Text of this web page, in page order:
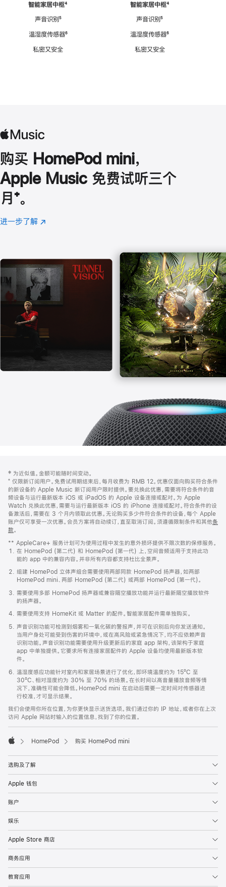
智能家居中枢脚
⁴
声音识别脚
⁵
温湿度传感器脚
⁶
私密又安全
智能家居中枢脚
⁴
声音识别脚
⁵
温湿度传感器脚
⁶
私密又安全
购买 HomePod mini，
Apple Music 免费试听三个
月 脚
注
⁺。
进一步了解 Apple
(在
口
中
打
开)
页
页
脚
注
‡ 为近似值。金额可能随时间变动。
⁺ 仅限新订阅用户。免费试用期结束后，每月收费为 RMB 12。优惠仅面向购买符合条件
的新设备的 Apple Music 新订阅用户限时提供。要兑换此优惠，需要将符合条件的音
频设备与运行最新版本 iOS 或 iPadOS 的 Apple 设备连接或配对。为 Apple
Watch 兑换此优惠，需要与运行最新版本 iOS 的 iPhone 连接或配对。符合条件的设
备激活后，需要在 3 个月内领取此优惠。无论购买多少件符合条件的设备，每个 Apple
账户仅可享受一次优惠。会员方案将自动续订，直至取消订阅。须遵循限制条件和其他条
款。
窗
口
中
打
开)
** AppleCare+ 服务计划可为使用过程中发生的意外损坏提供不限次数的保修服务。
在 HomePod (第二代) 和 HomePod (第一代) 上，空间音频适用于支持此功
能的 app 中的兼容内容。并非所有内容都支持杜比全景声。
组建 HomePod 立体声组合需要使用两部同款 HomePod 扬声器，如两部
HomePod mini、两部 HomePod (第二代) 或两部 HomePod (第一代)。
需要使用多部 HomePod 扬声器或兼容隔空播放功能并运行最新隔空播放软件
的扬声器。
需要使用支持 HomeKit 或 Matter 的配件。智能家居配件需单独购买。
声音识别功能可检测到烟雾和一氧化碳的警报声，并可在识别后向你发送通知。
当用户身处可能受到伤害的环境中，或在高风险或紧急情况下，均不应依赖声音
识别功能。声音识别功能需要使用升级更新后的家庭 app 架构，该架构于家庭
app 中单独提供。它要求所有连接家居配件的 Apple 设备均使用最新版本软
件。
温湿度感应功能针对室内和家居场景进行了优化，即环境温度约为 15ºC 至
30ºC、相对湿度约为 30% 至 70% 的场景。在长时间以高音量播放音频等情
况下，准确性可能会降低。HomePod mini 在启动后需要一定时间对传感器进
行校准，才可显示结果。
我们会使用你所在位置，为你更快显示送货选项。我们通过你的 IP 地址，或者你在上次
访问 Apple 网站时输入的位置信息，找到了你的位置。
HomePod 购买 HomePod mini
选购及了解
Apple 钱包
账户
娱乐
Apple Store 商店
商务应用
教育应用